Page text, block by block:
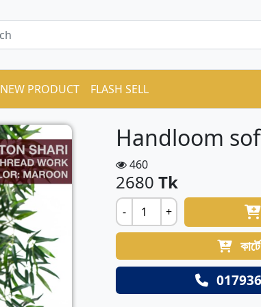
NEW PRODUCT FLASH SELL
Handloom
460
2680 Tk
- +